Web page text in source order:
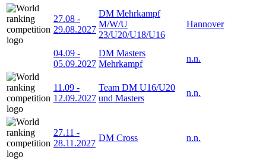
27.08 -
29.08.2027
DM Mehrkampf
M/W/U
23/U20/U18/U16
Hannover
04.09 -
05.09.2027
DM Masters
Mehrkampf
n.n.
11.09 -
12.09.2027
Team DM U16/U20
und Masters
n.n.
27.11 -
28.11.2027
DM Cross n.n.